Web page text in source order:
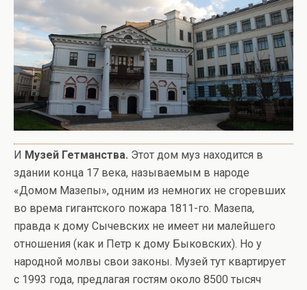
И Музей Гетманства. Этот дом муз находится в
здании конца 17 века, называемым в народе
«Домом Мазепы», одним из немногих не сгоревших
во врема гигантского пожара 1811-го. Мазепа,
правда к дому Сычевских не имеет ни малейшего
отношения (как и Петр к дому Быковских). Но у
народной молвы свои законы. Музей тут квартирует
с 1993 года, предлагая гостям около 8500 тысяч